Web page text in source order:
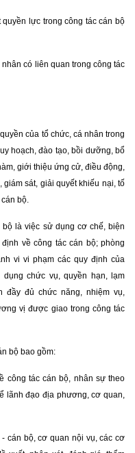
lực trong công tác cán bộ
có liên quan trong công tác
của tổ chức, cá nhân trong
hoạch, đào tạo, bồi dưỡng, bổ
giới thiệu ứng cử, điều động,
giám sát, giải quyết khiếu nại, tố
bộ.
là việc sử dụng cơ chế, biện
về công tác cán bộ; phòng
vi vi phạm các quy định của
chức vụ, quyền hạn, lạm
đầy đủ chức năng, nhiệm vụ,
vị được giao trong công tác
bộ bao gồm:
công tác cán bộ, nhân sự theo
lãnh đạo địa phương, cơ quan,
cán bộ, cơ quan nội vụ, các cơ